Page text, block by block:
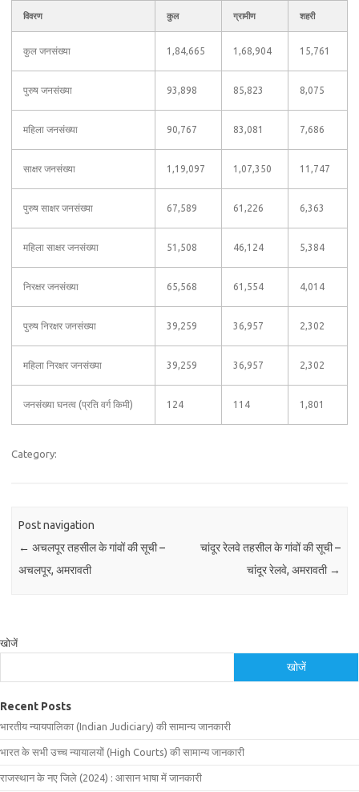
विवरण कुल ग्रामीण शहरी
कुल जनसंख्या 1,84,665 1,68,904 15,761
पुरुष जनसंख्या 93,898 85,823 8,075
महिला जनसंख्या 90,767 83,081 7,686
साक्षर जनसंख्या 1,19,097 1,07,350 11,747
पुरुष साक्षर जनसंख्या 67,589 61,226 6,363
महिला साक्षर जनसंख्या 51,508 46,124 5,384
निरक्षर जनसंख्या 65,568 61,554 4,014
पुरुष निरक्षर जनसंख्या 39,259 36,957 2,302
महिला निरक्षर जनसंख्या 39,259 36,957 2,302
जनसंख्या घनत्व (प्रति वर्ग किमी) 124 114 1,801
Category:
Post navigation
← अचलपूर तहसील के गांवों की सूची –
अचलपूर, अमरावती
चांदूर रेलवे तहसील के गांवों की सूची –
चांदूर रेलवे, अमरावती →
खोजें
खोजें
Recent Posts
भारतीय न्यायपालिका (Indian Judiciary) की सामान्य जानकारी
भारत के सभी उच्च न्यायालयों (High Courts) की सामान्य जानकारी
राजस्थान के नए जिले (2024) : आसान भाषा में जानकारी